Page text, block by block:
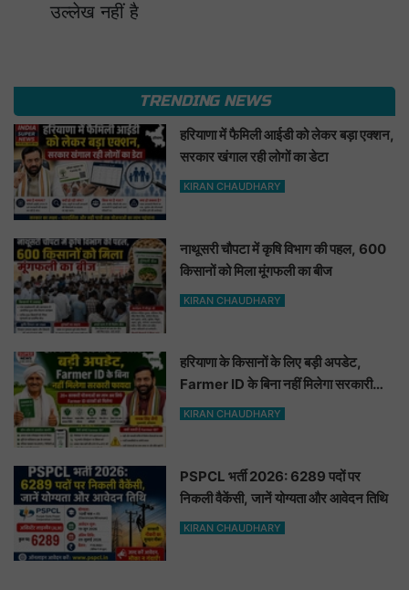
उल्लेख नहीं है
TRENDING NEWS
हरियाणा में फैमिली आईडी को लेकर बड़ा एक्शन,
सरकार खंगाल रही लोगों का डेटा
KIRAN CHAUDHARY
नाथूसरी चौपटा में कृषि विभाग की पहल, 600
किसानों को मिला मूंगफली का बीज
KIRAN CHAUDHARY
हरियाणा के किसानों के लिए बड़ी अपडेट,
Farmer ID के बिना नहीं मिलेगा सरकारी
फायदा
KIRAN CHAUDHARY
PSPCL भर्ती 2026: 6289 पदों पर
निकली वैकेंसी, जानें योग्यता और आवेदन तिथि
KIRAN CHAUDHARY